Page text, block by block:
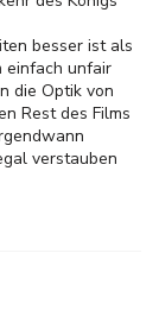
besser ist als
einfach unfair
die Optik von
Rest des Films
verstauben